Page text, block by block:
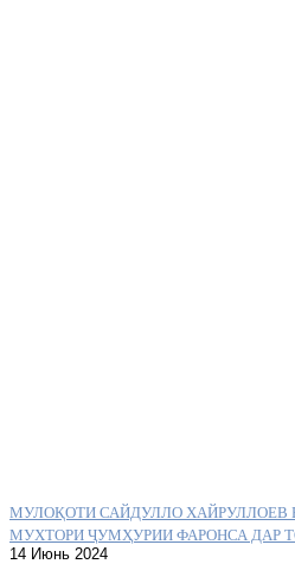
МУЛОҚОТИ САЙДУЛЛО ХАЙРУЛЛОЕВ
МУХТОРИ ҶУМҲУРИИ ФАРОНСА ДАР
14 Июнь 2024